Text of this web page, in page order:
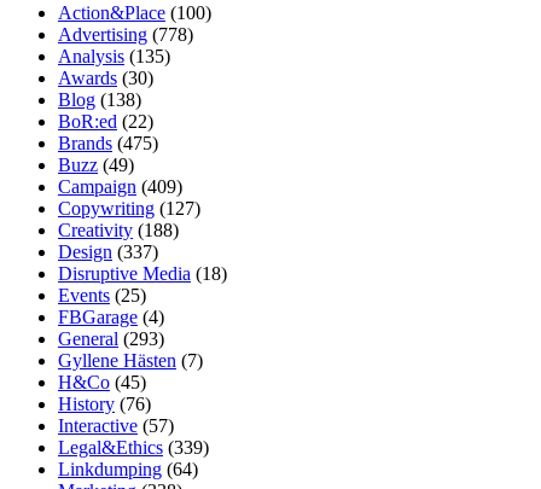
Action&Place (100)
Advertising (778)
Analysis (135)
Awards (30)
Blog (138)
BoR:ed (22)
Brands (475)
Buzz (49)
Campaign (409)
Copywriting (127)
Creativity (188)
Design (337)
Disruptive Media (18)
Events (25)
FBGarage (4)
General (293)
Gyllene Hästen (7)
H&Co (45)
History (76)
Interactive (57)
Legal&Ethics (339)
Linkdumping (64)